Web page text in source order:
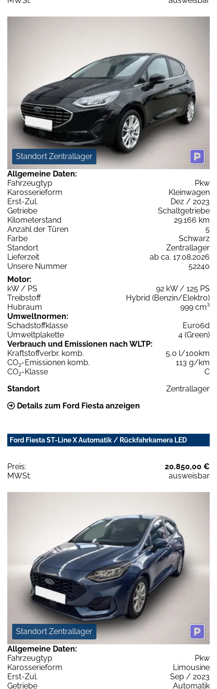
Standort Zentrallager
Allgemeine Daten:
Fahrzeugtyp
Pkw
Karosserieform
Kleinwagen
Erst-Zul.
Dez / 2023
Getriebe
Schaltgetriebe
Kilometerstand
29.166 km
Anzahl der Türen
5
Farbe
Schwarz
Standort
Zentrallager
Lieferzeit
ab ca. 17.08.2026
Unsere Nummer
52240
Motor:
kW / PS
92 kW / 125 PS
Treibstoff
Hybrid (Benzin/Elektro)
Hubraum
999 cm³
Umweltnormen:
Schadstoffklasse
Euro6d
Umweltplakette
4 (Green)
Verbrauch und Emissionen nach WLTP:
Kraftstoffverbr. komb.
5,0 l/100km
CO2-Emissionen komb.
113 g/km
CO2-Klasse
C
Standort
Zentrallager
Details zum Ford Fiesta anzeigen
Ford Fiesta ST-Line X Automatik / Rückfahrkamera LED
Preis:
20.850,00 €
MWSt:
ausweisbar
Standort Zentrallager
Allgemeine Daten:
Fahrzeugtyp
Pkw
Karosserieform
Limousine
Erst-Zul.
Sep / 2023
Getriebe
Automatik